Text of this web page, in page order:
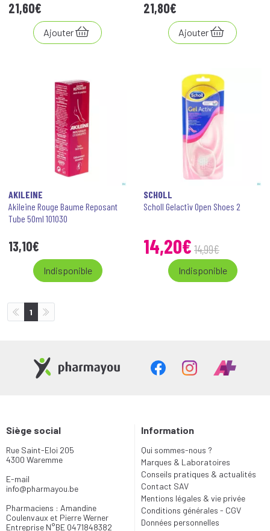
21,60€
Ajouter
21,80€
Ajouter
AKILEINE
Akileine Rouge Baume Reposant
Tube 50ml 101030
13,10€
Indisponible
SCHOLL
Scholl Gelactiv Open Shoes 2
14,20€ 14,99€
Indisponible
1
Siège social
Rue Saint-Eloi 205
4300 Waremme
E-mail
info@pharmayou.be
Pharmaciens : Amandine
Coulenvaux et Pierre Werner
Entreprise N°BE 0471848382
Information
Qui sommes-nous ?
Marques & Laboratoires
Conseils pratiques & actualités
Contact SAV
Mentions légales & vie privée
Conditions générales - CGV
Données personnelles